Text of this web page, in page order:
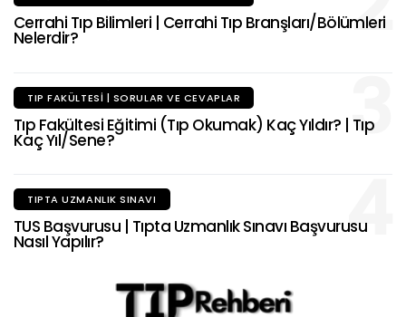
Cerrahi Tıp Bilimleri | Cerrahi Tıp Branşları/Bölümleri
Nelerdir?
3
TIP FAKÜLTESI | SORULAR VE CEVAPLAR
Tıp Fakültesi Eğitimi (Tıp Okumak) Kaç Yıldır? | Tıp
Kaç Yıl/Sene?
4
TIPTA UZMANLIK SINAVI
TUS Başvurusu | Tıpta Uzmanlık Sınavı Başvurusu
Nasıl Yapılır?